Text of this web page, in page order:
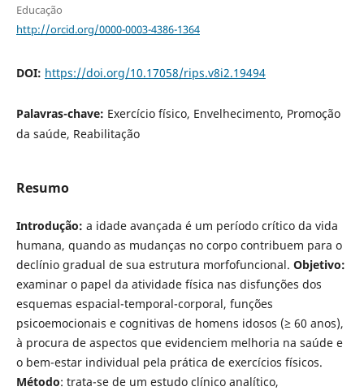
Educação
http://orcid.org/0000-0003-4386-1364
DOI: https://doi.org/10.17058/rips.v8i2.19494
Palavras-chave: Exercício físico, Envelhecimento, Promoção
da saúde, Reabilitação
Resumo
Introdução: a idade avançada é um período crítico da vida
humana, quando as mudanças no corpo contribuem para o
declínio gradual de sua estrutura morfofuncional. Objetivo:
examinar o papel da atividade física nas disfunções dos
esquemas espacial-temporal-corporal, funções
psicoemocionais e cognitivas de homens idosos (≥ 60 anos),
à procura de aspectos que evidenciem melhoria na saúde e
o bem-estar individual pela prática de exercícios físicos.
Método: trata-se de um estudo clínico analítico,